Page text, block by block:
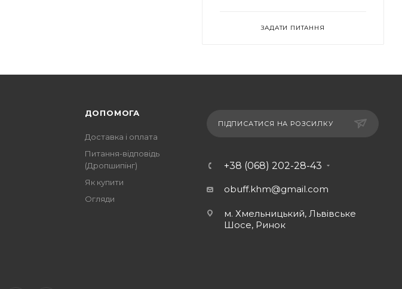
ЗАДАТИ ПИТАННЯ
ДОПОМОГА
Доставка і оплата
Питання-відповідь
(Дропшипінг)
Як купити
Огляди
ПІДПИСАТИСЯ НА РОЗСИЛКУ
+38 (068) 202-28-43
obuff.khm@gmail.com
м. Хмельницький, Львівське
Шосе, Ринок